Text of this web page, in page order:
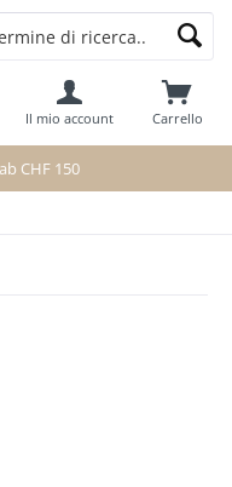
CHF 150
Carrello
Il mio account